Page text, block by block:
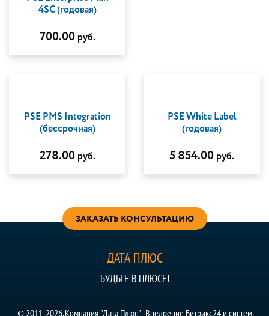
4SC (годовая)
700.00 руб.
PSE PMS Integration
(бессрочная)
278.00 руб.
PSE White Label
(годовая)
5 854.00 руб.
ЗАКАЗАТЬ КОНСУЛЬТАЦИЮ
ДАТА ПЛЮС
БУДЬТЕ В ПЛЮСЕ!
© 2011-2026. Компания "Дата Плюс" - Внедрение Битрикс24 и систем